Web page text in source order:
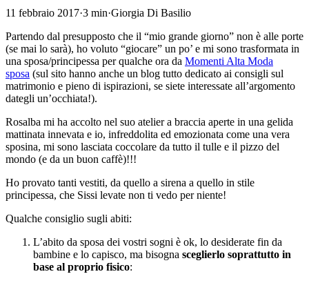
11 febbraio 2017·3 min·Giorgia Di Basilio
Partendo dal presupposto che il “mio grande giorno” non è alle porte
(se mai lo sarà), ho voluto “giocare” un po’ e mi sono trasformata in
una sposa/principessa per qualche ora da Momenti Alta Moda
sposa (sul sito hanno anche un blog tutto dedicato ai consigli sul
matrimonio e pieno di ispirazioni, se siete interessate all’argomento
dategli un’occhiata!).
Rosalba mi ha accolto nel suo atelier a braccia aperte in una gelida
mattinata innevata e io, infreddolita ed emozionata come una vera
sposina, mi sono lasciata coccolare da tutto il tulle e il pizzo del
mondo (e da un buon caffè)!!!
Ho provato tanti vestiti, da quello a sirena a quello in stile
principessa, che Sissi levate non ti vedo per niente!
Qualche consiglio sugli abiti:
L’abito da sposa dei vostri sogni è ok, lo desiderate fin da
bambine e lo capisco, ma bisogna sceglierlo soprattutto in
base al proprio fisico: